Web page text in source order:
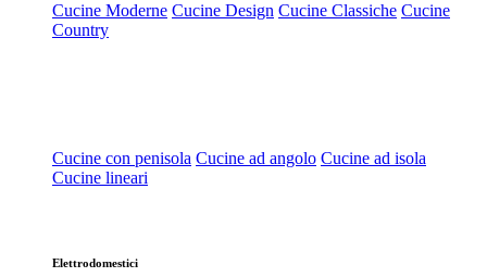
Cucine Moderne Cucine Design Cucine Classiche Cucine
Country
Cucine con penisola Cucine ad angolo Cucine ad isola
Cucine lineari
Elettrodomestici